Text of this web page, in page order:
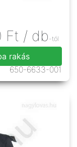
Ft / db -tól
rakás
650-6633-001